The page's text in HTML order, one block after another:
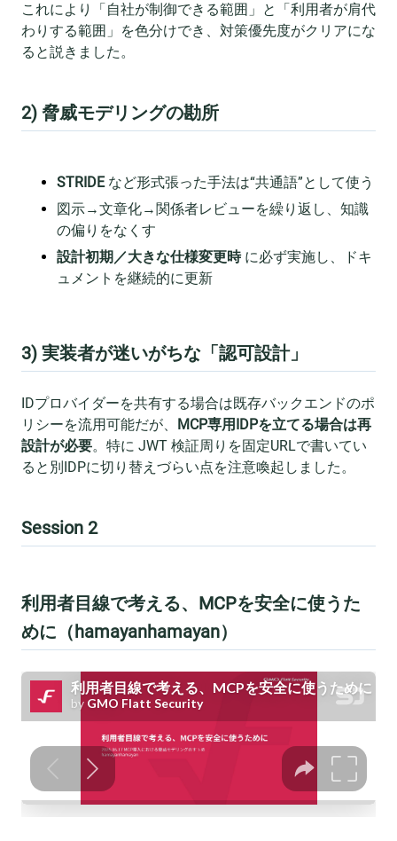
これにより「自社が制御できる範囲」と「利用者が肩代
わりする範囲」を色分けでき、対策優先度がクリアにな
ると説きました。
2) 脅威モデリングの勘所
STRIDEなど形式張った手法は“共通語”として使う
図示→文章化→関係者レビューを繰り返し、知識
の偏りをなくす
設計初期／大きな仕様変更時に必ず実施し、ドキ
ュメントを継続的に更新
3) 実装者が迷いがちな「認可設計」
IDプロバイダーを共有する場合は既存バックエンドのポ
リシーを流用可能だが、 MCP専用IDPを立てる場合は再
設計が必要。特に JWT 検証周りを固定URLで書いてい
ると別IDPに切り替えづらい点を注意喚起しました。
Session 2
利用者目線で考える、MCPを安全に使うた
めに（hamayanhamayan）